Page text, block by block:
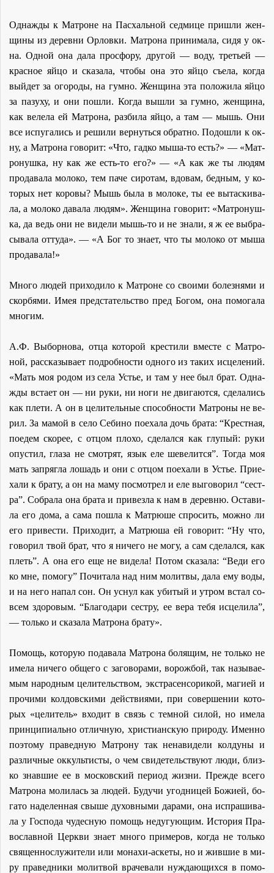
Од­на­жды к Мат­роне на Пас­халь­ной сед­ми­це при­шли жен­
щи­ны из де­рев­ни Ор­лов­ки. Мат­ро­на при­ни­ма­ла, си­дя у ок­
на. Од­ной она да­ла просфо­ру, дру­гой — во­ду, тре­тьей —
крас­ное яй­цо и ска­за­ла, чтобы она это яй­цо съе­ла, ко­гда
вый­дет за ого­ро­ды, на гум­но. Жен­щи­на эта по­ло­жи­ла яй­цо
за па­зу­ху, и они по­шли. Ко­гда вы­шли за гум­но, жен­щи­на,
как ве­ле­ла ей Мат­ро­на, раз­би­ла яй­цо, а там — мышь. Они
все ис­пу­га­лись и ре­ши­ли вер­нуть­ся об­рат­но. По­до­шли к ок­
ну, а Мат­ро­на го­во­рит: «Что, гад­ко мы­ша-то есть?» — «Мат­
ро­нуш­ка, ну как же есть-то его?» — «А как же ты лю­дям
про­да­ва­ла мо­ло­ко, тем па­че си­ро­там, вдо­вам, бед­ным, у ко­
то­рых нет ко­ро­вы? Мышь бы­ла в мо­ло­ке, ты ее вы­тас­ки­ва­
ла, а мо­ло­ко да­ва­ла лю­дям». Жен­щи­на го­во­рит: «Мат­ро­нуш­
ка, да ведь они не ви­де­ли мышь-то и не зна­ли, я ж ее вы­бра­
сы­ва­ла от­ту­да». — «А Бог то зна­ет, что ты мо­ло­ко от мы­ша
про­да­ва­ла!»
Мно­го лю­дей при­хо­ди­ло к Мат­роне со сво­и­ми бо­лез­ня­ми и
скор­бя­ми. Имея пред­ста­тель­ство пред Бо­гом, она по­мо­га­ла
мно­гим.
А.Ф. Вы­бор­но­ва, от­ца ко­то­рой кре­сти­ли вме­сте с Мат­ро­
ной, рас­ска­зы­ва­ет по­дроб­но­сти од­но­го из та­ких ис­це­ле­ний.
«Мать моя ро­дом из се­ла Устье, и там у нее был брат. Од­на­
жды вста­ет он — ни ру­ки, ни но­ги не дви­га­ют­ся, сде­ла­лись
как пле­ти. А он в це­ли­тель­ные спо­соб­но­сти Мат­ро­ны не ве­
рил. За ма­мой в се­ло Се­би­но по­еха­ла дочь бра­та: “Крест­ная,
по­едем ско­рее, с от­цом пло­хо, сде­лал­ся как глу­пый: ру­ки
опу­стил, гла­за не смот­рят, язык еле ше­ве­лит­ся”. То­гда моя
мать за­пряг­ла ло­шадь и они с от­цом по­еха­ли в Устье. При­е­
ха­ли к бра­ту, а он на ма­му по­смот­рел и еле вы­го­во­рил “сест­
ра”. Со­бра­ла она бра­та и при­вез­ла к нам в де­рев­ню. Оста­ви­
ла его до­ма, а са­ма по­шла к Мат­рю­ше спро­сить, мож­но ли
его при­ве­сти. При­хо­дит, а Мат­рю­ша ей го­во­рит: “Ну что,
го­во­рил твой брат, что я ни­че­го не мо­гу, а сам сде­лал­ся, как
плеть”. А она его еще не ви­де­ла! По­том ска­за­ла: “Ве­ди его
ко мне, по­мо­гу” По­чи­та­ла над ним мо­лит­вы, да­ла ему во­ды,
и на него на­пал сон. Он уснул как уби­тый и утром встал со­
всем здо­ро­вым. “Бла­го­да­ри сест­ру, ее ве­ра те­бя ис­це­ли­ла”,
— толь­ко и ска­за­ла Мат­ро­на бра­ту».
По­мощь, ко­то­рую по­да­ва­ла Мат­ро­на бо­ля­щим, не толь­ко не
име­ла ни­че­го об­ще­го с за­го­во­ра­ми, во­рож­бой, так на­зы­ва­е­
мым на­род­ным це­ли­тель­ством, экс­тра­сен­со­ри­кой, ма­ги­ей и
про­чи­ми кол­дов­ски­ми дей­стви­я­ми, при со­вер­ше­нии ко­то­
рых «це­ли­тель» вхо­дит в связь с тем­ной си­лой, но име­ла
прин­ци­пи­аль­но от­лич­ную, хри­сти­ан­скую при­ро­ду. Имен­но
по­это­му пра­вед­ную Мат­ро­ну так нена­ви­де­ли кол­ду­ны и
раз­лич­ные ок­куль­ти­сты, о чем сви­де­тель­ству­ют лю­ди, близ­
ко знав­шие ее в мос­ков­ский пе­ри­од жиз­ни. Преж­де все­го
Мат­ро­на мо­ли­лась за лю­дей. Бу­дучи угод­ни­цей Бо­жи­ей, бо­
га­то на­де­лен­ная свы­ше ду­хов­ны­ми да­ра­ми, она ис­пра­ши­ва­
ла у Гос­по­да чу­дес­ную по­мощь неду­гу­ю­щим. Ис­то­рия Пра­
во­слав­ной Церк­ви зна­ет мно­го при­ме­ров, ко­гда не толь­ко
свя­щен­но­слу­жи­те­ли или мо­на­хи-ас­ке­ты, но и жив­шие в ми­
ру пра­вед­ни­ки мо­лит­вой вра­че­ва­ли нуж­да­ю­щих­ся в по­мо­